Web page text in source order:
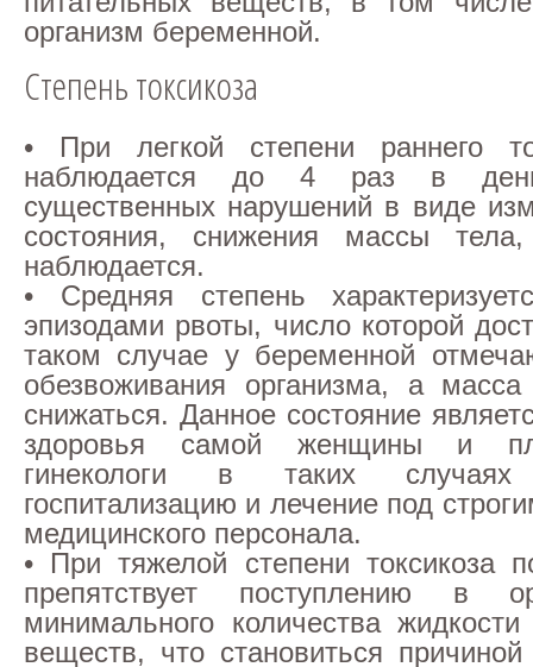
организм беременной.
Степень токсикоза
• При легкой степени раннего
наблюдается до 4 раз в
существенных нарушений в виде
состояния, снижения массы
наблюдается.
• Средняя степень
эпизодами рвоты, число которой
таком случае у беременной
обезвоживания организма, а масса
снижаться. Данное состояние
здоровья самой женщины и
гинекологи в таких случаях
госпитализацию и лечение под
медицинского персонала.
• При тяжелой степени токсикоза
препятствует поступлению в
минимального количества
веществ, что становиться причиной